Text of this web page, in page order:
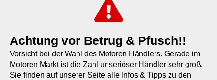
Achtung vor Betrug & Pfusch!!
Vorsicht bei der Wahl des Motoren Händlers. Gerade im
Motoren Markt ist die Zahl unseriöser Händler sehr groß.
Sie finden auf unserer Seite alle Infos & Tipps zu den